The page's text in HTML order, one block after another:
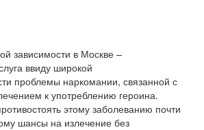
зависимости в Москве –
ввиду широкой
проблемы наркомании, связанной с
к употреблению героина.
этому заболеванию почти
шансы на излечение без